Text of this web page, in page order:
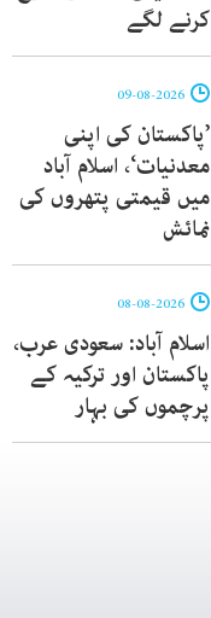
کرنے لگے
’پاکستان کی اپنی
معدنیات‘، اسلام آباد
میں قیمتی پتھروں کی
نمائش
اسلام آباد: سعودی عرب،
پاکستان اور ترکیہ کے
پرچموں کی بہار